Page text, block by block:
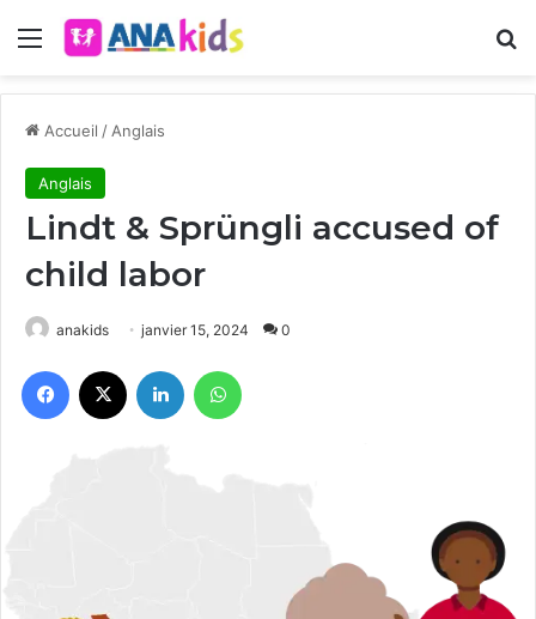
Menu
Accueil / Anglais
Anglais
Lindt & Sprüngli accused of
child labor
anakids janvier 15, 2024 0
Facebook Linkedin